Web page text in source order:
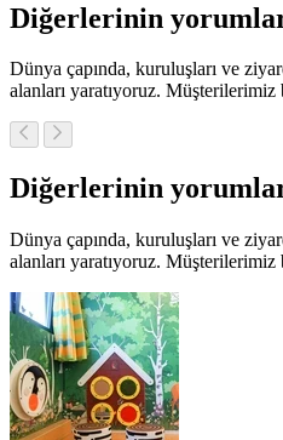
Diğerlerinin
Dünya çapında, kuruluşları ve
alanları yaratıyoruz.
Diğerlerinin
Dünya çapında, kuruluşları ve
alanları yaratıyoruz.